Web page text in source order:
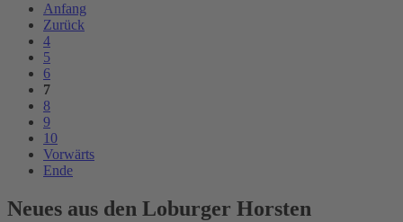
Anfang
Zurück
4
5
6
7
8
9
10
Vorwärts
Ende
Neues aus den Loburger Horsten